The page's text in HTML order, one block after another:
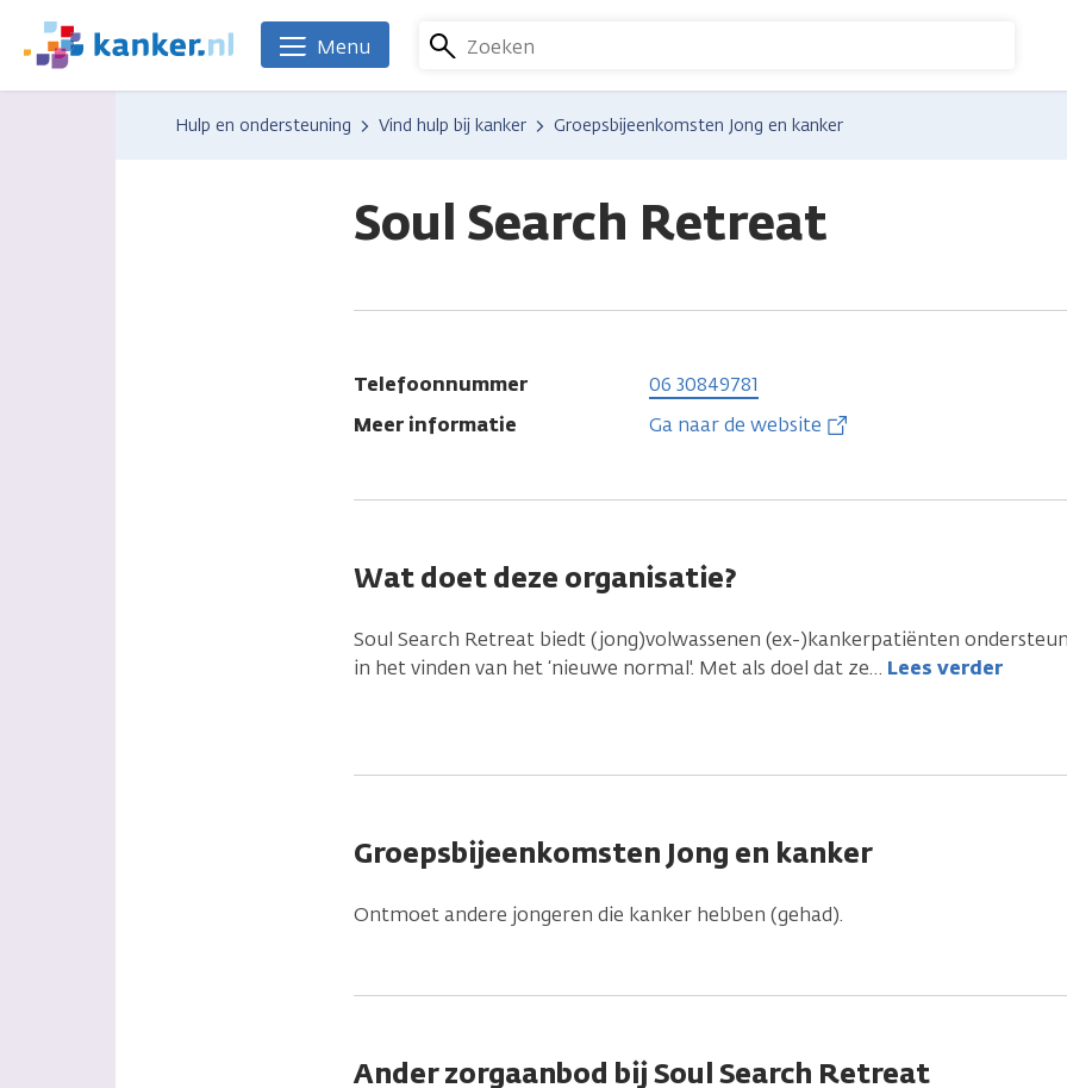
naar
We
zijn
Zoeken
Menu
Hulp en ondersteuning Vind hulp bij kanker Groepsbijeenkomsten Jong en kanker
Soul Search Retreat
Telefoonnummer
06 30849781
Meer informatie
Ga naar de website
Wat doet deze organisatie?
Soul Search Retreat biedt (jong)volwassenen (ex-)kankerpatiënten
in het vinden van het ‘nieuwe normal'. Met als doel dat ze… Lees verder
Groepsbijeenkomsten Jong en kanker
Ontmoet andere jongeren die kanker hebben (gehad).
Ander zorgaanbod bij Soul Search Retreat